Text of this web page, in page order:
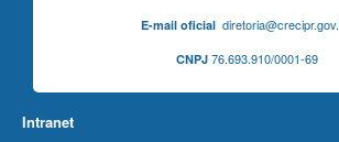
E-mail oficial
CNPJ76.693.910/0001-69
Intranet